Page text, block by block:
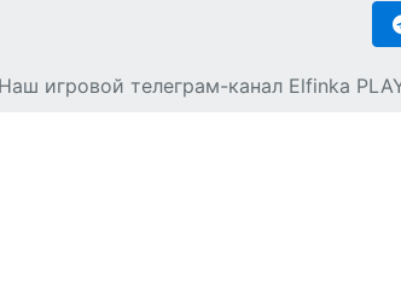
Наш игровой телеграм-канал Elfinka